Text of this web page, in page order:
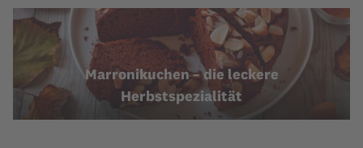
Marronikuchen – die leckere
Herbstspezialität